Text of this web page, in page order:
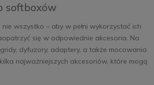
softboxów
wszystko – aby w pełni wykorzystać ich
się w odpowiednie akcesoria. Na
dyfuzory, adaptery, a także mocowania
najważniejszych akcesoriów, które mogą